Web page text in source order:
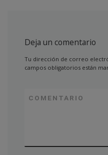
Deja un comentario
Tu dirección de correo
campos obligatorios están
COMENTARIO